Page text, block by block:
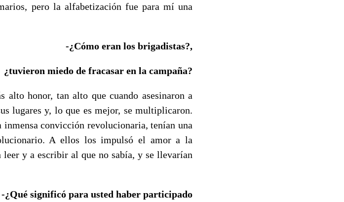
pero la alfabetización fue para mí una
-¿Cómo eran los brigadistas?,
¿tuvieron miedo de fracasar en la campaña?
honor, tan alto que cuando asesinaron a
lugares y, lo que es mejor, se multiplicaron.
convicción revolucionaria, tenían una
A ellos los impulsó el amor a la
leer y a escribir al que no sabía, y se llevarían
-¿Qué significó para usted haber participado